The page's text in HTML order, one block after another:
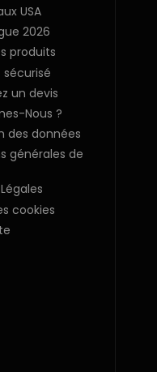
USA
2026
produits
un devis
Nous ?
des données
générales de
cookies